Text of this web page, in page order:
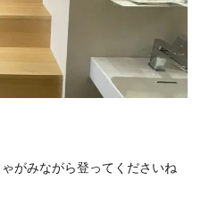
がみながら登ってくださいね